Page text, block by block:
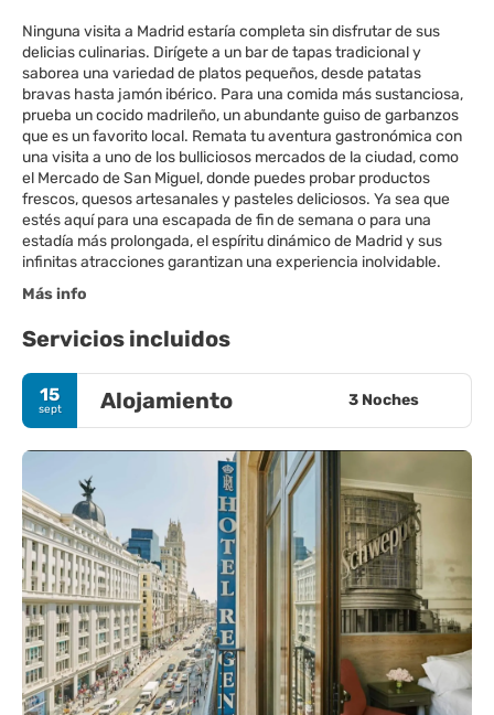
Ninguna visita a Madrid estaría completa sin disfrutar de sus
delicias culinarias. Dirígete a un bar de tapas tradicional y
saborea una variedad de platos pequeños, desde patatas
bravas hasta jamón ibérico. Para una comida más sustanciosa,
prueba un cocido madrileño, un abundante guiso de garbanzos
que es un favorito local. Remata tu aventura gastronómica con
una visita a uno de los bulliciosos mercados de la ciudad, como
el Mercado de San Miguel, donde puedes probar productos
frescos, quesos artesanales y pasteles deliciosos. Ya sea que
estés aquí para una escapada de fin de semana o para una
estadía más prolongada, el espíritu dinámico de Madrid y sus
infinitas atracciones garantizan una experiencia inolvidable.
Más info
Servicios incluidos
15
sept Alojamiento 3 Noches